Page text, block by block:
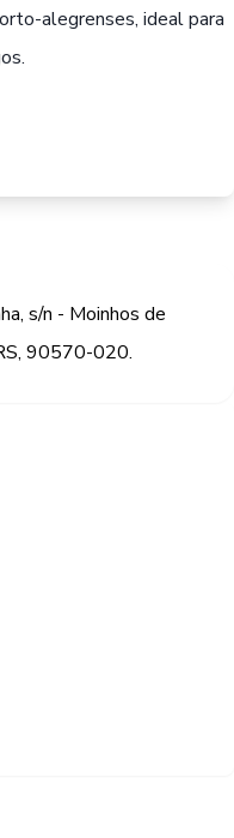
alegrenses, ideal para
s/n - Moinhos de
90570-020.